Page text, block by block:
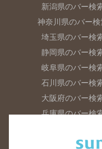
新潟県のバー検
神奈川県のバー検
埼玉県のバー検
静岡県のバー検
岐阜県のバー検
石川県のバー検
大阪府のバー検
兵庫県のバー検
広島県のバー検